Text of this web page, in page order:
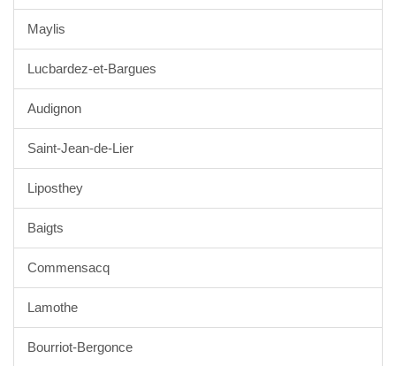
Maylis
Lucbardez-et-Bargues
Audignon
Saint-Jean-de-Lier
Liposthey
Baigts
Commensacq
Lamothe
Bourriot-Bergonce